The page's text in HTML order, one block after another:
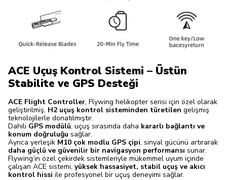
ACE Uçuş Kontrol Sistemi – Üstün
Stabilite ve GPS Desteği
ACE Flight Controller, Flywing helikopter serisi için özel olarak
geliştirilmiş, H2 uçuş kontrol sisteminden türetilen gelişmiş
teknolojilerle donatılmıştır.
Dahili GPS modülü, uçuş sırasında daha kararlı bağlantı ve
konum doğruluğu sağlar.
Ayrıca yerleşik M10 çok modlu GPS çipi, sinyal gücünü artırarak
daha güçlü ve güvenilir bir navigasyon performansı sunar.
Flywing’in özel çekirdek sistemleriyle mükemmel uyum içinde
çalışan ACE sistemi, yüksek hassasiyet, stabil uçuş ve akıcı
kontrol hissi ile profesyonel bir uçuş deneyimi sağlar.